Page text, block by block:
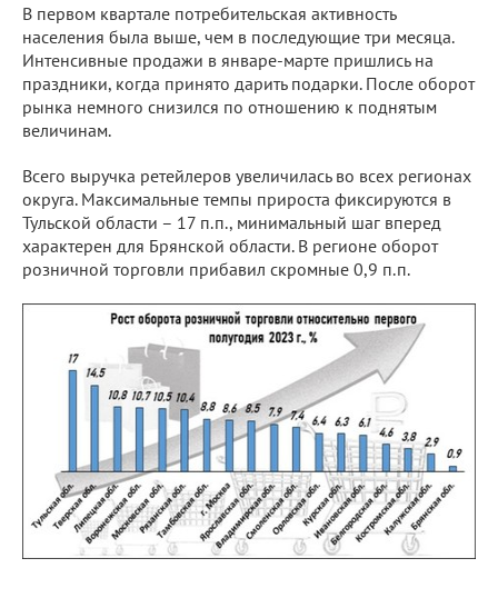
В первом квартале потребительская активность
населения была выше, чем в последующие три месяца.
Интенсивные продажи в январе-марте пришлись на
праздники, когда принято дарить подарки. После оборот
рынка немного снизился по отношению к поднятым
величинам.
Всего выручка ретейлеров увеличилась во всех регионах
округа. Максимальные темпы прироста фиксируются в
Тульской области – 17 п.п., минимальный шаг вперед
характерен для Брянской области. В регионе оборот
розничной торговли прибавил скромные 0,9 п.п.